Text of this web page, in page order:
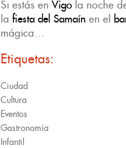
Si estás en Vigo la noche
la fiesta del Samaín en el
mágica…
Etiquetas:
Ciudad
Cultura
Eventos
Gastronomía
Infantil